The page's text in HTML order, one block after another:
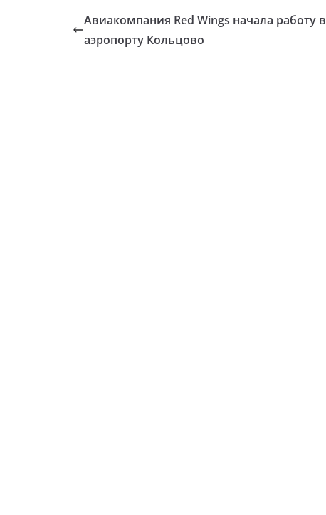
Авиакомпания Red Wings начала работу в
аэропорту Кольцово